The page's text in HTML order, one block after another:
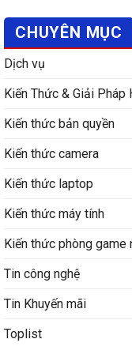
CHUYÊN MỤC
Dịch vụ
Kiến Thức & Giải Pháp
Kiến thức bản quyền
Kiến thức camera
Kiến thức laptop
Kiến thức máy tính
Kiến thức phòng game
Tin công nghệ
Tin Khuyến mãi
Toplist